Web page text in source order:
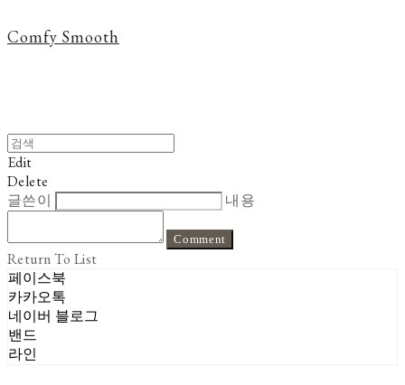
Comfy Smooth
Edit
Delete
글쓴이
내용
Comment
Return To List
페이스북
카카오톡
네이버 블로그
밴드
라인